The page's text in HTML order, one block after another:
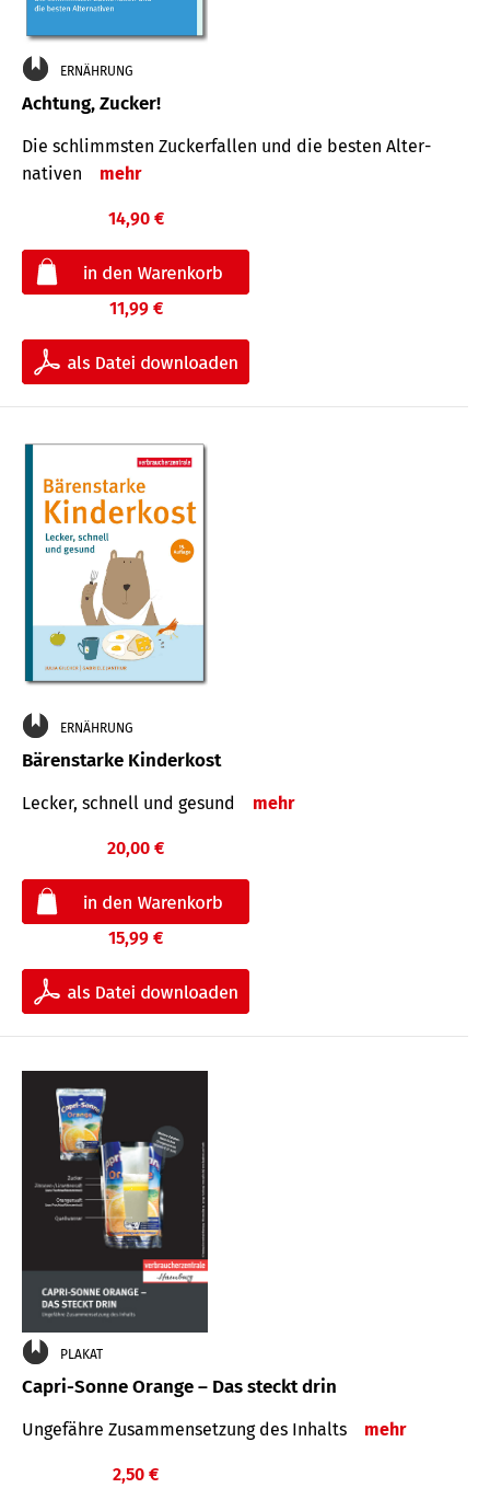
ERNÄHRUNG
Achtung, Zucker!
Die schlimmsten Zucker­fallen und die besten Alter­
nativen
mehr
14,90 €
11,99 €
ERNÄHRUNG
Bärenstarke Kinderkost
Lecker, schnell und gesund mehr
20,00 €
15,99 €
PLAKAT
Capri-Sonne Orange – Das steckt drin
Ungefähre Zu­sammen­setzung des Inhalts mehr
2,50 €